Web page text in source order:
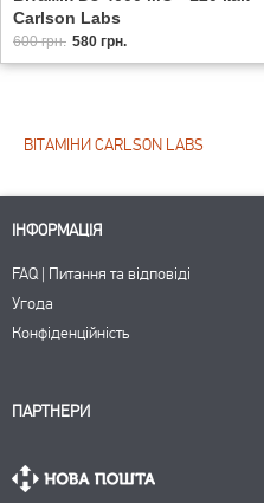
Carlson Labs
600 грн. 580 грн.
ВІТАМІНИ CARLSON LABS
ІНФОРМАЦІЯ
FAQ | Питання та відповіді
Угода
Конфіденційність
ПАРТНЕРИ